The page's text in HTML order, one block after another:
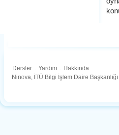
Dersler . Yardım . Hakkında
Ninova, İTÜ Bilgi İşlem Daire